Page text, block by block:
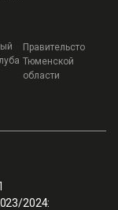
Правительсто
Тюменской
области
2024: